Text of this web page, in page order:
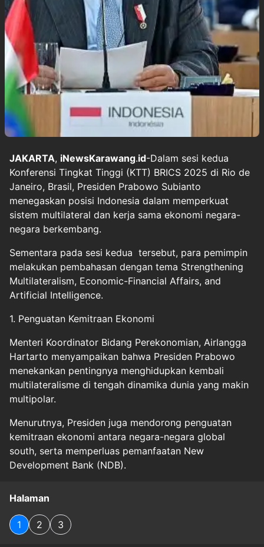
JAKARTA, iNewsKarawang.id-Dalam sesi kedua
Konferensi Tingkat Tinggi (KTT) BRICS 2025 di Rio de
Janeiro, Brasil, Presiden Prabowo Subianto
menegaskan posisi Indonesia dalam memperkuat
sistem multilateral dan kerja sama ekonomi negara-
negara berkembang.
Sementara pada sesi kedua tersebut, para pemimpin
melakukan pembahasan dengan tema Strengthening
Multilateralism, Economic-Financial Affairs, and
Artificial Intelligence.
1. Penguatan Kemitraan Ekonomi
Menteri Koordinator Bidang Perekonomian, Airlangga
Hartarto menyampaikan bahwa Presiden Prabowo
menekankan pentingnya menghidupkan kembali
multilateralisme di tengah dinamika dunia yang makin
multipolar.
Menurutnya, Presiden juga mendorong penguatan
kemitraan ekonomi antara negara-negara global
south, serta memperluas pemanfaatan New
Development Bank (NDB).
Halaman
1 2 3